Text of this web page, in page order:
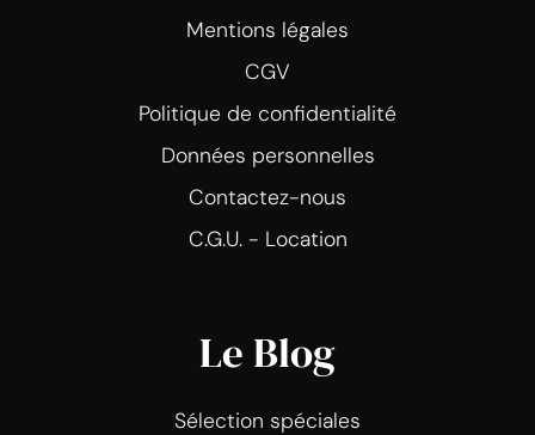
Mentions légales
CGV
Politique de confidentialité
Données personnelles
Contactez-nous
C.G.U. - Location
Le Blog
Sélection spéciales